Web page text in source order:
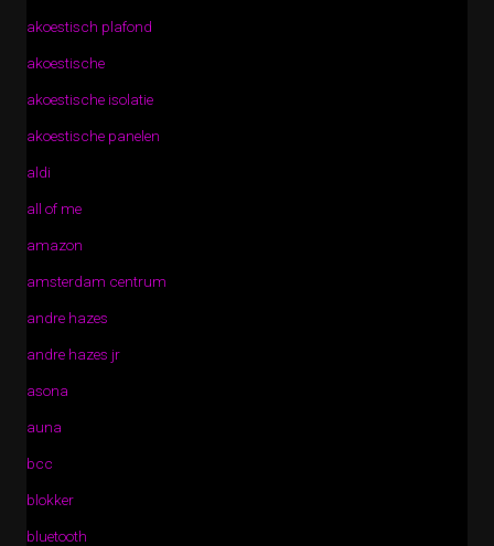
akoestisch plafond
akoestische
akoestische isolatie
akoestische panelen
aldi
all of me
amazon
amsterdam centrum
andre hazes
andre hazes jr
asona
auna
bcc
blokker
bluetooth